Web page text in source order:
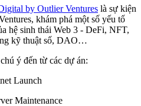
by Outlier Ventures là sự kiện
khám phá một số yếu tố
hệ sinh thái Web 3 - DeFi, NFT,
kỹ thuật số, DAO…
ý đến từ các dự án:
Launch
Maintenance